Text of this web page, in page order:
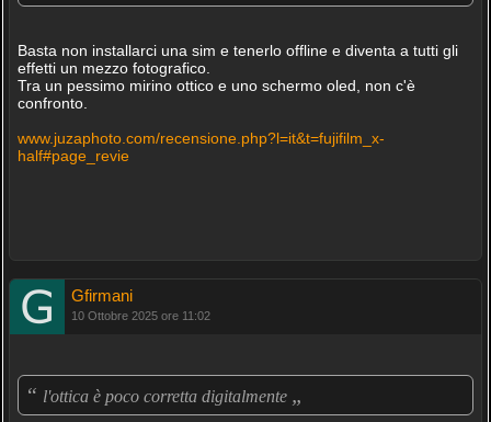
Basta non installarci una sim e tenerlo offline e diventa a tutti gli
effetti un mezzo fotografico.
Tra un pessimo mirino ottico e uno schermo oled, non c'è
confronto.
www.juzaphoto.com/recensione.php?l=it&t=fujifilm_x-
half#page_revie
Gfirmani
10 Ottobre 2025 ore 11:02
“ l'ottica è poco corretta digitalmente „